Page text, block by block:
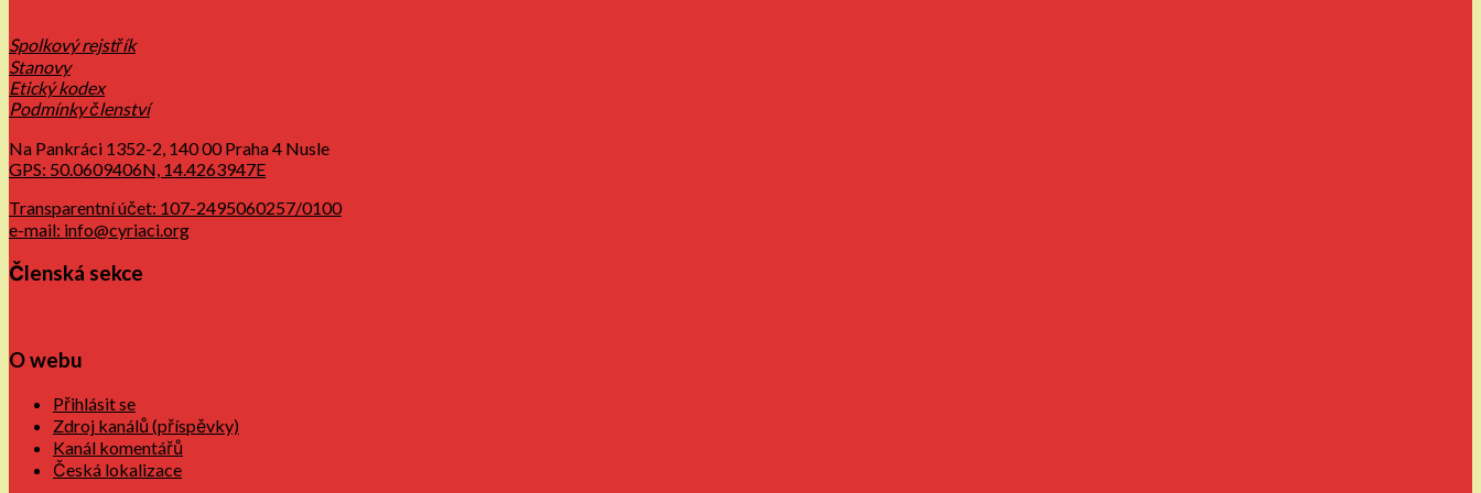
Spolkový rejstřík
Stanovy
Etický kodex
Podmínky členství
Na Pankráci 1352-2, 140 00 Praha 4 Nusle
GPS: 50.0609406N, 14.4263947E
Transparentní účet: 107-2495060257/0100
e-mail: info@cyriaci.org
Členská sekce
O webu
Přihlásit se
Zdroj kanálů (příspěvky)
Kanál komentářů
Česká lokalizace